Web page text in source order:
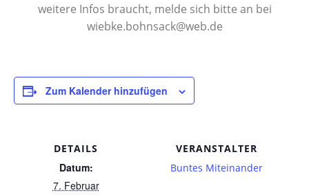
weitere Infos braucht, melde sich bitte an bei
wiebke.bohnsack@web.de
Zum Kalender hinzufügen
DETAILS
Datum:
7. Februar
VERANSTALTER
Buntes Miteinander